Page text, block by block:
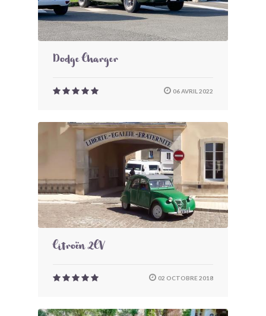
Dodge Charger
06 AVRIL 2022
Citroën 2CV
02 OCTOBRE 2018